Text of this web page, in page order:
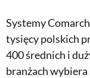
Systemy
tysięcy polskich
400 średnich i
branżach